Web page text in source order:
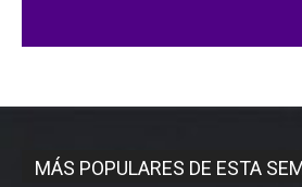
MÁS POPULARES DE ESTA